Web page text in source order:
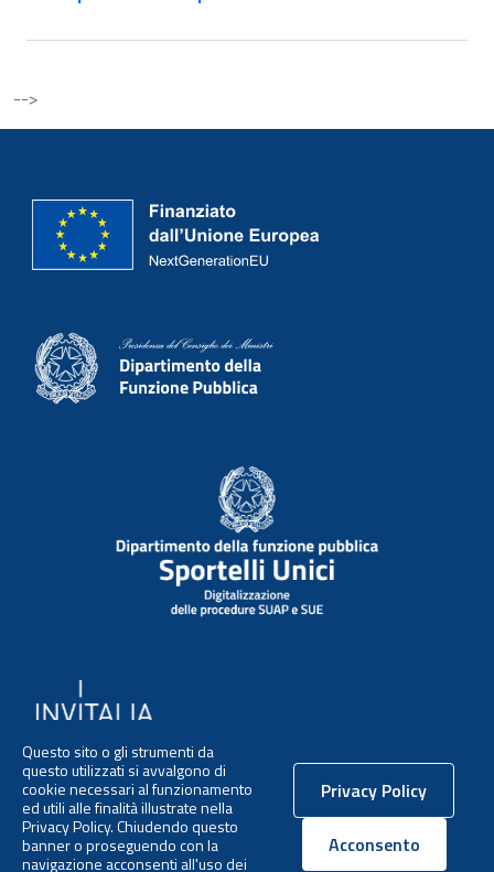
Questo sito o gli strumenti da
questo utilizzati si avvalgono di
cookie necessari al funzionamento
ed utili alle finalità illustrate nella
Privacy Policy. Chiudendo questo
banner o proseguendo con la
navigazione acconsenti all'uso dei
Privacy Policycookies
Acconsentoai
-->
Privacy policy